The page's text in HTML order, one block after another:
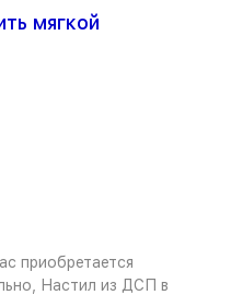
мягкой
приобретается
Настил из ДСП в